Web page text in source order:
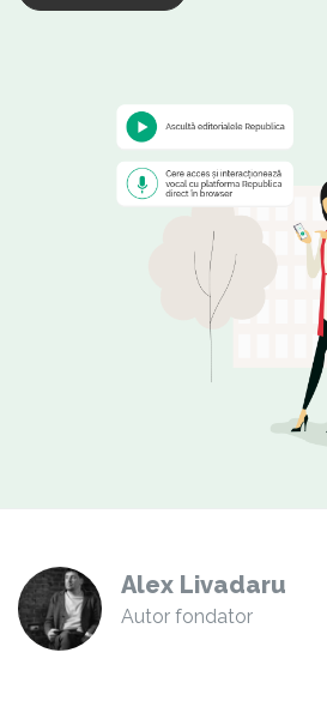
Alex Livadaru
Autor fondator